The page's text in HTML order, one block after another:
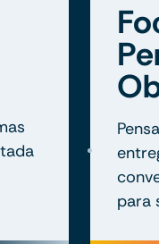
para